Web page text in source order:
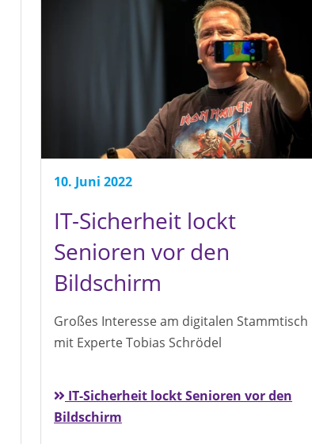
10. Juni 2022
IT-Sicherheit lockt
Senioren vor den
Bildschirm
Großes Interesse am digitalen Stammtisch
mit Experte Tobias Schrödel
IT-Sicherheit lockt Senioren vor den
Bildschirm